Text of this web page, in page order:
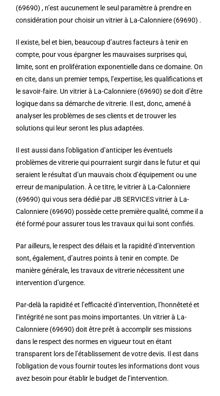
(69690) , n’est aucunement le seul paramètre à prendre en
considération pour choisir un vitrier à La-Calonniere (69690) .
Il existe, bel et bien, beaucoup d’autres facteurs à tenir en
compte, pour vous épargner les mauvaises surprises qui,
limite, sont en prolifération exponentielle dans ce domaine. On
en cite, dans un premier temps, l’expertise, les qualifications et
le savoir-faire. Un vitrier à La-Calonniere (69690) se doit d’être
logique dans sa démarche de vitrerie. Il est, donc, amené à
analyser les problèmes de ses clients et de trouver les
solutions qui leur seront les plus adaptées.
Il est aussi dans l’obligation d’anticiper les éventuels
problèmes de vitrerie qui pourraient surgir dans le futur et qui
seraient le résultat d’un mauvais choix d’équipement ou une
erreur de manipulation. À ce titre, le vitrier à La-Calonniere
(69690) qui vous sera dédié par JB SERVICES vitrier à La-
Calonniere (69690) possède cette première qualité, comme il a
été formé pour assurer tous les travaux qui lui sont confiés.
Par ailleurs, le respect des délais et la rapidité d’intervention
sont, également, d’autres points à tenir en compte. De
manière générale, les travaux de vitrerie nécessitent une
intervention d’urgence.
Par-delà la rapidité et l’efficacité d’intervention, l’honnêteté et
l’intégrité ne sont pas moins importantes. Un vitrier à La-
Calonniere (69690) doit être prêt à accomplir ses missions
dans le respect des normes en vigueur tout en étant
transparent lors de l’établissement de votre devis. Il est dans
l’obligation de vous fournir toutes les informations dont vous
avez besoin pour établir le budget de l’intervention.